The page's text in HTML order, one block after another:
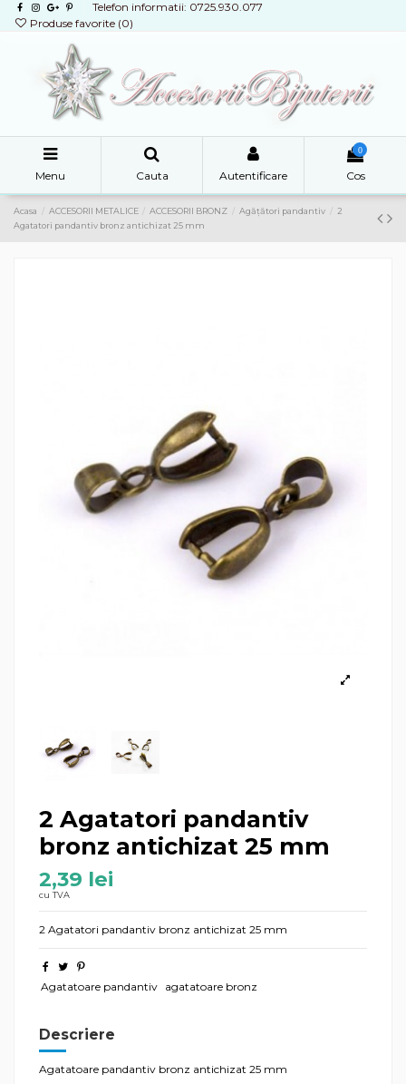
Telefon informatii: 0725.930.077
Produse favorite (0)
Menu Cauta Autentificare
0
Cos
Acasa ACCESORII METALICE ACCESORII BRONZ Agățători pandantiv
2
Agatatori pandantiv bronz antichizat 25 mm
2 Agatatori pandantiv
bronz antichizat 25 mm
2,39 lei
cu TVA
2 Agatatori pandantiv bronz antichizat 25 mm
Agatatoare pandantiv agatatoare bronz
Descriere
Agatatoare pandantiv bronz antichizat 25 mm